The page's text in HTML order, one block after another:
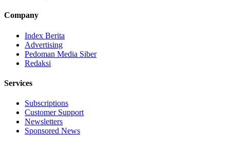
Company
Index Berita
Advertising
Pedoman Media Siber
Redaksi
Services
Subscriptions
Customer Support
Newsletters
Sponsored News